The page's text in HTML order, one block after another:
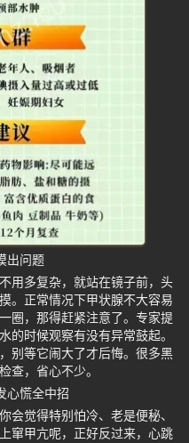
出问题
用多复杂，就站在镜子前，头
。正常情况下甲状腺不大容易
圈，那得赶紧注意了。专家提
的时候观察有没有异常鼓起。
别等它闹大了才后悔。很多黑
查，省心不少。
心慌全中招
会觉得特别怕冷、老是便秘、
窜甲亢呢，正好反过来，心跳